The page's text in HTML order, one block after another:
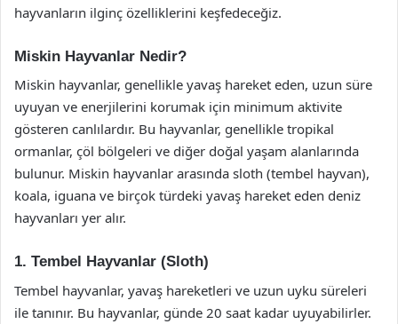
hayvanların ilginç özelliklerini keşfedeceğiz.
Miskin Hayvanlar Nedir?
Miskin hayvanlar, genellikle yavaş hareket eden, uzun süre
uyuyan ve enerjilerini korumak için minimum aktivite
gösteren canlılardır. Bu hayvanlar, genellikle tropikal
ormanlar, çöl bölgeleri ve diğer doğal yaşam alanlarında
bulunur. Miskin hayvanlar arasında sloth (tembel hayvan),
koala, iguana ve birçok türdeki yavaş hareket eden deniz
hayvanları yer alır.
1. Tembel Hayvanlar (Sloth)
Tembel hayvanlar, yavaş hareketleri ve uzun uyku süreleri
ile tanınır. Bu hayvanlar, günde 20 saat kadar uyuyabilirler.